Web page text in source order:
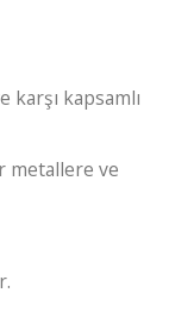
kapsamlı
metallere ve